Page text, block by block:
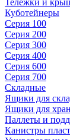
Тележки и
Куботейнеры
Серия 100
Серия 200
Серия 300
Серия 400
Серия 600
Серия 700
Складные
Ящики для
Ящики для
Паллеты и
Канистры